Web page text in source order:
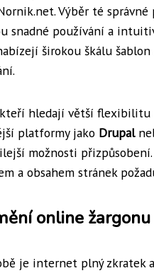
Výběr té
snadné používání a
širokou škálu
hledají větší flexibilitu
platformy jako Drupal
možnosti
a obsahem stránek
online žargonu
je internet plný zkratek